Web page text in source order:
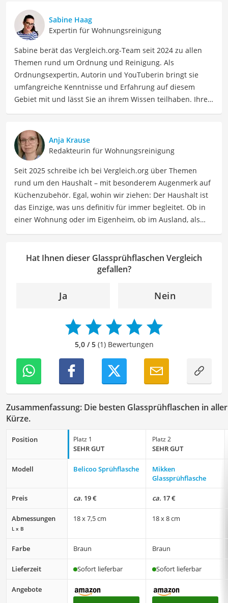
Sabine Haag
Expertin für Wohnungsreinigung
Sabine berät das Vergleich.org-Team seit 2024 zu allen
Themen rund um Ordnung und Reinigung. Als
Ordnungsexpertin, Autorin und YouTuberin bringt sie
umfangreiche Kenntnisse und Erfahrung auf diesem
Gebiet mit und lässt Sie an ihrem Wissen teilhaben. Ihre
als Expertin bei Vergleichen zu den Themen
Wohnungsreinigung, Haushaltszubehör, Vorrat und
Aufbewahrung, Textilpflege, Wäsche und Bügeln. In ihrer
Freizeit ordnet Sabine nicht nur ihren eigenen Haushalt,
sondern liest auch sehr gern. Wenn sie auf einem Gebiet
keine minimalistische Neigung hat, dann bei Büchern.
Der Glassprühflaschen-Vergleich ist aus unserer Sicht
besonders empfehlenswert für
Anja Krause
Redakteurin für Wohnungsreinigung
Seit 2025 schreibe ich bei Vergleich.org über Themen
rund um den Haushalt – mit besonderem Augenmerk auf
Küchenzubehör. Egal, wohin wir ziehen: Der Haushalt ist
das Einzige, was uns definitiv für immer begleitet. Ob in
einer Wohnung oder im Eigenheim, ob im Ausland, als
Erfahrung heraus berichte ich über Produkte und
Lösungen, die den Alltag erleichtern und praktische
Der Glassprühflaschen-Vergleich ist aus unserer Sicht
Nachhaltigskeitsenthusiast*innen .
Hat Ihnen dieser Glassprühflaschen Vergleich
gefallen?
Ja Nein
5,0 / 5(1) Bewertungen
Zusammenfassung: Die besten Glassprühflaschen in aller
Kürze.
Position Platz 1
SEHR GUT
Platz 2
SEHR GUT
Modell Belicoo Sprühflasche
Mikken
Glassprühflasche
Preis ca. 19 € ca. 17 €
Abmessungen
L x B
18 x 7,5 cm 18 x 8 cm
Farbe Braun Braun
Lieferzeit Sofort lieferbar Sofort lieferbar
Angebote